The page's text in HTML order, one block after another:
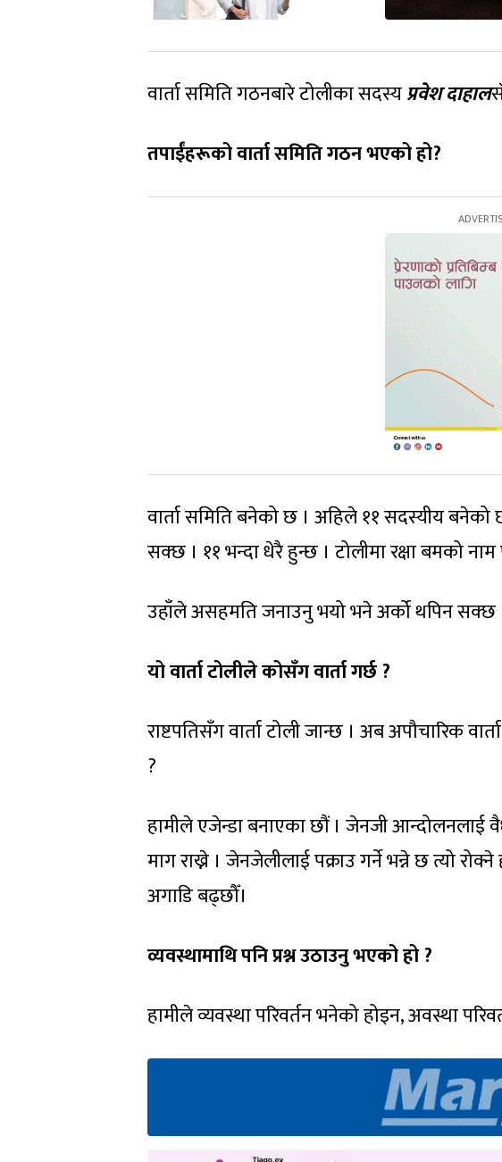
वार्ता समिति गठनबारे टोलीका सदस्यप्रवेश दाहाल
तपाईंहरूको वार्ता समिति गठन भएको हो?
वार्ता समिति बनेको छ । अहिले ११ सदस्यीय
सक्छ । ११ भन्दा धेरै हुन्छ । टोलीमा रक्षा बमको
उहाँले असहमति जनाउनु भयो भने अर्को थपिन
यो वार्ता टोलीले कोसँग वार्ता गर्छ ?
राष्टपतिसँग वार्ता टोली जान्छ । अब अपौचारिक
?
हामीले एजेन्डा बनाएका छौं । जेनजी आन्दोलनलाई
माग राख्ने । जेनजेलीलाई पक्राउ गर्ने भन्ने छ त्यो
अगाडि बढ्छौँ।
व्यवस्थामाथि पनि प्रश्न उठाउनु भएको हो ?
हामीले व्यवस्था परिवर्तन भनेको होइन, अवस्था